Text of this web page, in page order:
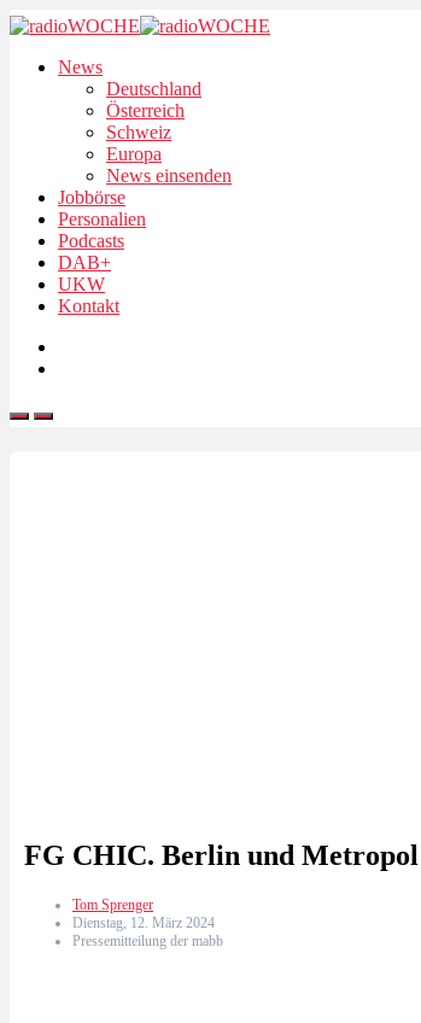
News
Deutschland
Österreich
Schweiz
Europa
News einsenden
Jobbörse
Personalien
Podcasts
DAB+
UKW
Kontakt
FG CHIC. Berlin und
Tom Sprenger
Dienstag, 12. März 2024
Pressemitteilung der mabb